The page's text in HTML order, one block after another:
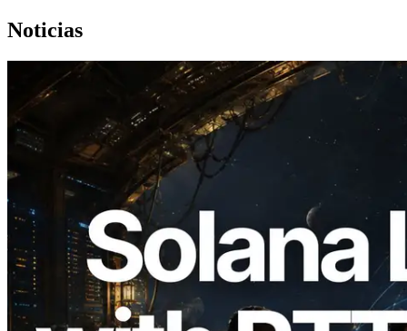
Noticias
2026.08.05
ERPC amplía la Leader Slot API de